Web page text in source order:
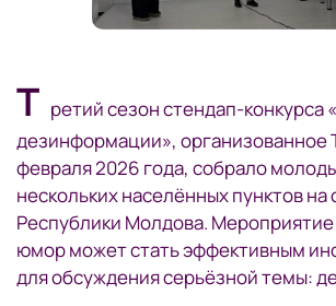
Т ретий сезон стендап-конкурса
дезинформации», организованное
февраля 2026 года, собрало
нескольких населённых пунктов на
Республики Молдова. Мероприятие
юмор может стать эффективным
для обсуждения серьёзной темы: